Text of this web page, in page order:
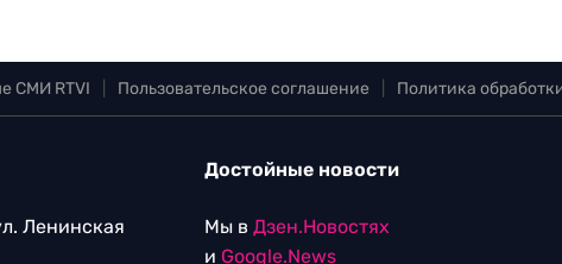
СМИ RTVI Пользовательское соглашение Политика
Ленинская
Достойные новости
Мы в Дзен.Новостях
и Google.News